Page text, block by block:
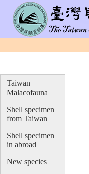
Taiwan
Malacofauna
Shell specimen
from Taiwan
Shell specimen
in abroad
New species